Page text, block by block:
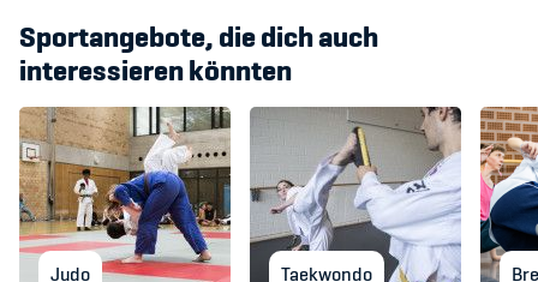
Sportangebote, die dich auch
interessieren könnten
Judo Taekwondo